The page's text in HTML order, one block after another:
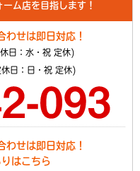
ム店を目指します！
わせは即日対応！
日：水・祝 定休)
日：日・祝 定休)
わせは即日対応！
はこちら